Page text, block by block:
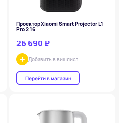
Проектор Xiaomi Smart Projector L1
Pro 2 16
26 690 ₽
Добавить в вишлист
Перейти в магазин